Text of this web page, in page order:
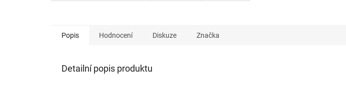
Popis Hodnocení Diskuze Značka
Detailní popis produktu